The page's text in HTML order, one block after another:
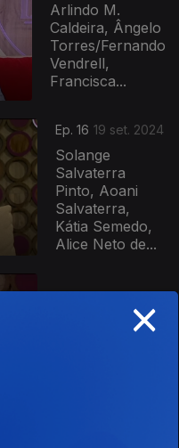
Arlindo M.
Caldeira, Ângelo
Torres/Fernando
Vendrell,
Francisca...
Ep. 16 19 set. 2024
Solange
Salvaterra
Pinto, Aoani
Salvaterra,
Kátia Semedo,
Alice Neto de...
×